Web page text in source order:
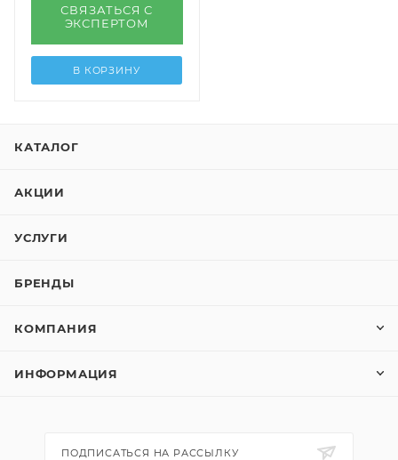
СВЯЗАТЬСЯ С
ЭКСПЕРТОМ
В КОРЗИНУ
КАТАЛОГ
АКЦИИ
УСЛУГИ
БРЕНДЫ
КОМПАНИЯ
ИНФОРМАЦИЯ
ПОДПИСАТЬСЯ НА РАССЫЛКУ